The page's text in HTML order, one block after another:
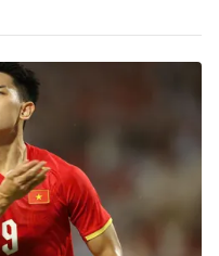
355 932
897